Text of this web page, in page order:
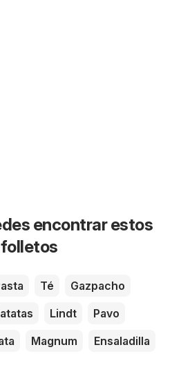
encontrar estos
Té
Gazpacho
Lindt
Pavo
Magnum Ensaladilla